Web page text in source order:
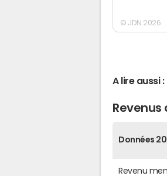
© JDN 2026
A lire aussi :
Données
Revenu